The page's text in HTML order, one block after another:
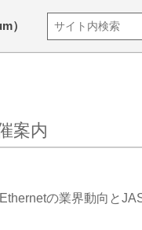
）
案内
の業界動向と